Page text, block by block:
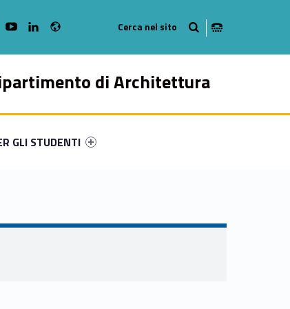
di Architettura
49
#link-menu-primary-75549-57
GLI STUDENTI
WebMan on Instagram
WebMan on YoutubeWebMan on Linkedin